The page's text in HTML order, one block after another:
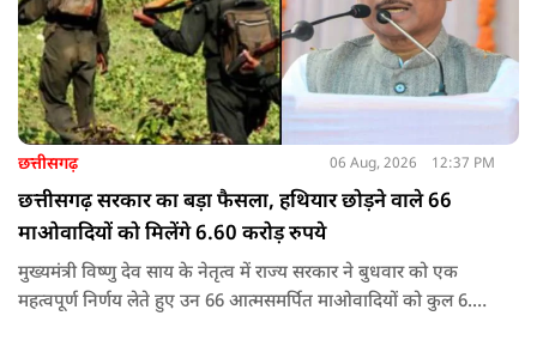
छत्तीसगढ़ 06 Aug, 2026 12:37 PM
छत्तीसगढ़ सरकार का बड़ा फैसला, हथियार छोड़ने वाले 66
माओवादियों को मिलेंगे 6.60 करोड़ रुपये
मुख्यमंत्री विष्णु देव साय के नेतृत्व में राज्य सरकार ने बुधवार को एक
महत्वपूर्ण निर्णय लेते हुए उन 66 आत्मसमर्पित माओवादियों को कुल 6.60